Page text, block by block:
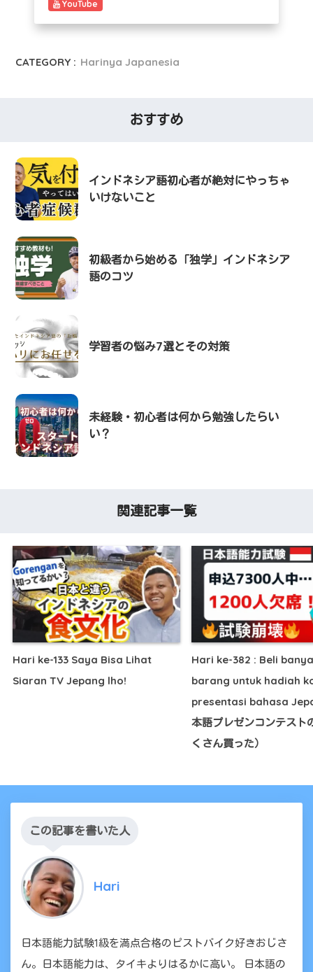
YouTube
CATEGORY : Harinya Japanesia
おすすめ
インドネシア語初心者が絶対にやっちゃ
いけないこと
初級者から始める「独学」インドネシア
語のコツ
学習者の悩み7選とその対策
未経験・初心者は何から勉強したらい
い？
関連記事一覧
Hari ke-133 Saya Bisa Lihat
Siaran TV Jepang lho!
Hari ke-382 : Beli
barang untuk hadiah
presentasi bahasa
本語プレゼンコンテスト
くさん買った）
この記事を書いた人
Hari
日本語能力試験1級を満点合格のピストバイク好きおじさ
ん。日本語能力は、タイキよりはるかに高い。 日本語の